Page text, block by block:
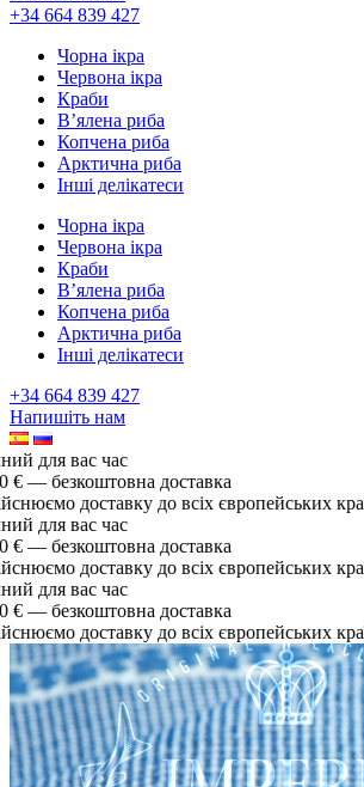
+34 664 839 427
Чорна ікра
Червона ікра
Краби
В’ялена риба
Копчена риба
Арктична риба
Інші делікатеси
Чорна ікра
Червона ікра
Краби
В’ялена риба
Копчена риба
Арктична риба
Інші делікатеси
+34 664 839 427
Напишіть нам
для вас час
— безкоштовна доставка
доставку до всіх європейських країн
для вас час
— безкоштовна доставка
доставку до всіх європейських країн
для вас час
— безкоштовна доставка
доставку до всіх європейських країн